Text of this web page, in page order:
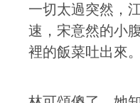
一切太過突然，
速，宋意然的小
裡的飯菜吐出來。